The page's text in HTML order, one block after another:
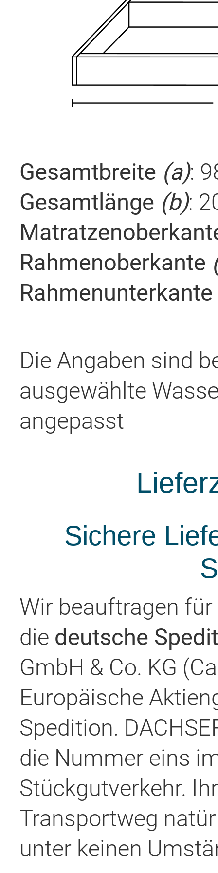
Gesamtbreite (a):
Gesamtlänge (b):
Rahmenoberkante
Rahmenunterkante
Die Angaben sind
ausgewählte
angepasst
Sichere
Wir beauftragen
die deutsche
GmbH & Co. KG
Europäische
Spedition.
die Nummer eins
Stückgutverkehr.
Transportweg
unter keinen